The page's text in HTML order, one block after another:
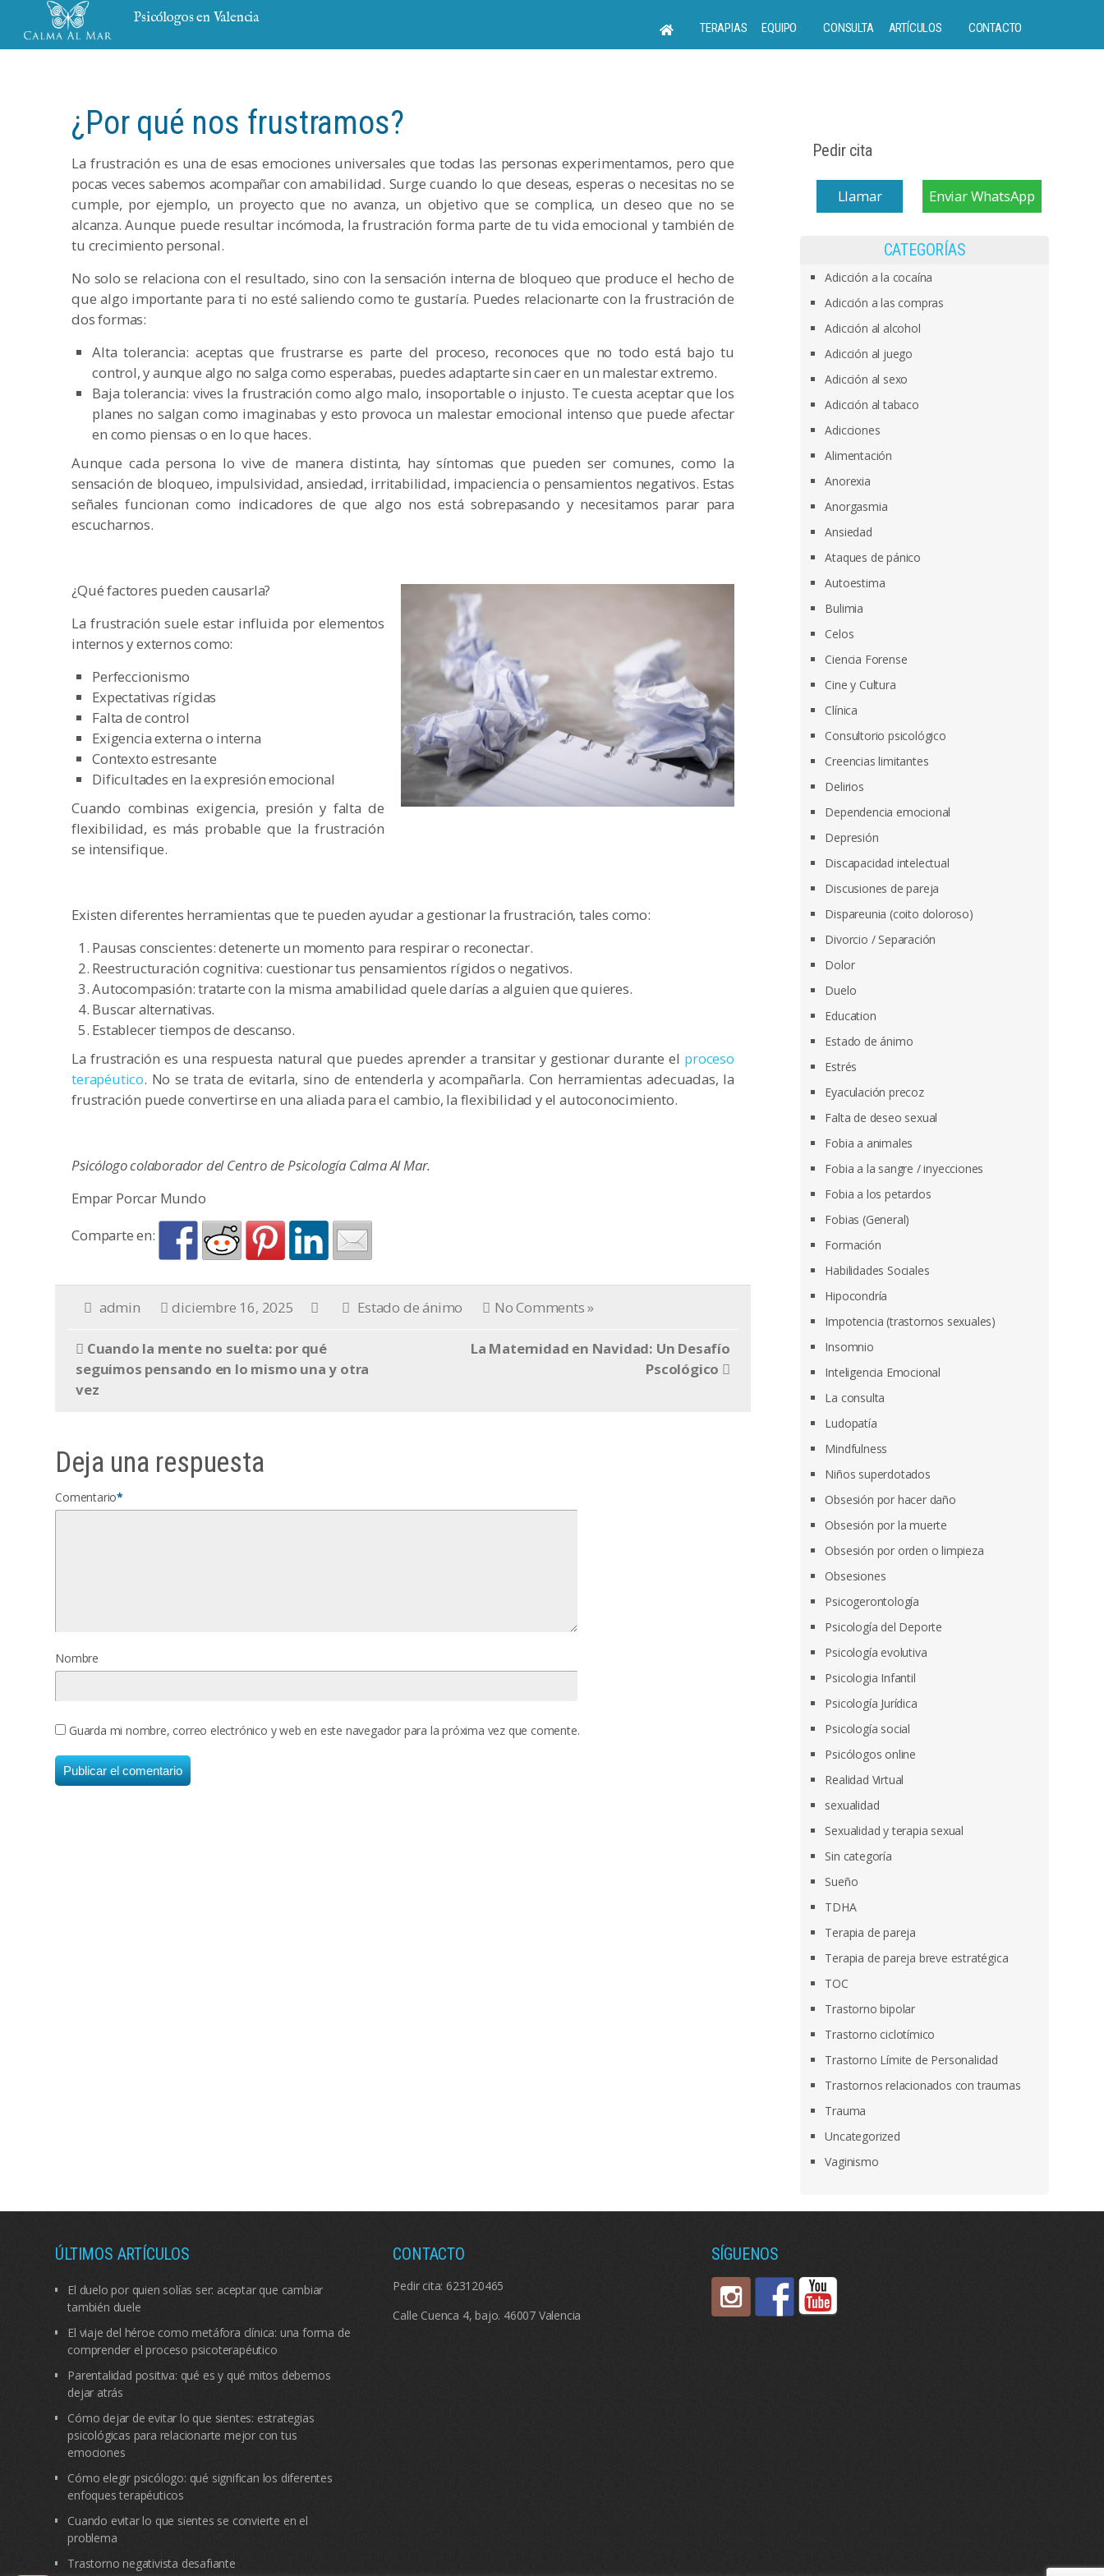
Psicólogos en Valencia
TERAPIAS EQUIPO CONSULTA ARTÍCULOS CONTACTO
¿Por qué nos frustramos?
La frustración es una de esas emociones universales que todas las personas experimentamos, pero que
pocas veces sabemos acompañar con amabilidad. Surge cuando lo que deseas, esperas o necesitas no se
cumple, por ejemplo, un proyecto que no avanza, un objetivo que se complica, un deseo que no se
alcanza. Aunque puede resultar incómoda, la frustración forma parte de tu vida emocional y también de
tu crecimiento personal.
No solo se relaciona con el resultado, sino con la sensación interna de bloqueo que produce el hecho de
que algo importante para ti no esté saliendo como te gustaría. Puedes relacionarte con la frustración de
dos formas:
Alta tolerancia: aceptas que frustrarse es parte del proceso, reconoces que no todo está bajo tu
control, y aunque algo no salga como esperabas, puedes adaptarte sin caer en un malestar extremo.
Baja tolerancia: vives la frustración como algo malo, insoportable o injusto. Te cuesta aceptar que los
planes no salgan como imaginabas y esto provoca un malestar emocional intenso que puede afectar
en como piensas o en lo que haces.
Aunque cada persona lo vive de manera distinta, hay síntomas que pueden ser comunes, como la
sensación de bloqueo, impulsividad, ansiedad, irritabilidad, impaciencia o pensamientos negativos. Estas
señales funcionan como indicadores de que algo nos está sobrepasando y necesitamos parar para
escucharnos.
¿Qué factores pueden causarla?
La frustración suele estar influida por elementos
internos y externos como:
Perfeccionismo
Expectativas rígidas
Falta de control
Exigencia externa o interna
Contexto estresante
Dificultades en la expresión emocional
Cuando combinas exigencia, presión y falta de
flexibilidad, es más probable que la frustración
se intensifique.
Existen diferentes herramientas que te pueden ayudar a gestionar la frustración, tales como:
Pausas conscientes: detenerte un momento para respirar o reconectar.
Reestructuración cognitiva: cuestionar tus pensamientos rígidos o negativos.
Autocompasión: tratarte con la misma amabilidad quele darías a alguien que quieres.
Buscar alternativas.
Establecer tiempos de descanso.
La frustración es una respuesta natural que puedes aprender a transitar y gestionar durante el proceso
terapéutico. No se trata de evitarla, sino de entenderla y acompañarla. Con herramientas adecuadas, la
frustración puede convertirse en una aliada para el cambio, la flexibilidad y el autoconocimiento.
Psicólogo colaborador del Centro de Psicología Calma Al Mar.
Empar Porcar Mundo
Comparte en:
admin diciembre 16, 2025 Estado de ánimo No Comments »
Cuando la mente no suelta: por qué
seguimos pensando en lo mismo una y otra
vez
La Maternidad en Navidad: Un Desafío
Pscológico
Deja una respuesta
Comentario*
Nombre
Guarda mi nombre, correo electrónico y web en este navegador para la próxima vez que comente.
Pedir cita
Llamar Enviar WhatsApp
CATEGORÍAS
Adicción a la cocaína
Adicción a las compras
Adicción al alcohol
Adicción al juego
Adicción al sexo
Adicción al tabaco
Adicciones
Alimentación
Anorexia
Anorgasmia
Ansiedad
Ataques de pánico
Autoestima
Bulimia
Celos
Ciencia Forense
Cine y Cultura
Clínica
Consultorio psicológico
Creencias limitantes
Delirios
Dependencia emocional
Depresión
Discapacidad intelectual
Discusiones de pareja
Dispareunia (coito doloroso)
Divorcio / Separación
Dolor
Duelo
Education
Estado de ánimo
Estrés
Eyaculación precoz
Falta de deseo sexual
Fobia a animales
Fobia a la sangre / inyecciones
Fobia a los petardos
Fobias (General)
Formación
Habilidades Sociales
Hipocondría
Impotencia (trastornos sexuales)
Insomnio
Inteligencia Emocional
La consulta
Ludopatía
Mindfulness
Niños superdotados
Obsesión por hacer daño
Obsesión por la muerte
Obsesión por orden o limpieza
Obsesiones
Psicogerontología
Psicología del Deporte
Psicología evolutiva
Psicologia Infantil
Psicología Jurídica
Psicología social
Psicólogos online
Realidad Virtual
sexualidad
Sexualidad y terapia sexual
Sin categoría
Sueño
TDHA
Terapia de pareja
Terapia de pareja breve estratégica
TOC
Trastorno bipolar
Trastorno ciclotímico
Trastorno Límite de Personalidad
Trastornos relacionados con traumas
Trauma
Uncategorized
Vaginismo
ÚLTIMOS ARTÍCULOS
El duelo por quien solías ser: aceptar que cambiar
también duele
El viaje del héroe como metáfora clínica: una forma de
comprender el proceso psicoterapéutico
Parentalidad positiva: qué es y qué mitos debemos
dejar atrás
Cómo dejar de evitar lo que sientes: estrategias
psicológicas para relacionarte mejor con tus
emociones
Cómo elegir psicólogo: qué significan los diferentes
enfoques terapéuticos
Cuando evitar lo que sientes se convierte en el
problema
Trastorno negativista desafiante
CONTACTO
Pedir cita: 623120465
Calle Cuenca 4, bajo. 46007 Valencia
SÍGUENOS